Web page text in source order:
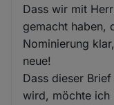
Dass wir mit
gemacht haben,
Nominierung
neue!
Dass dieser
wird, möchte ich